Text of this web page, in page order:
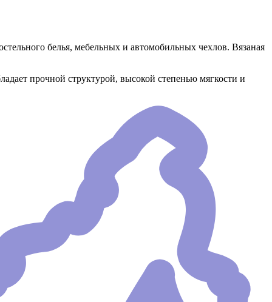
белья, мебельных и автомобильных чехлов. Вязаная
прочной структурой, высокой степенью мягкости и